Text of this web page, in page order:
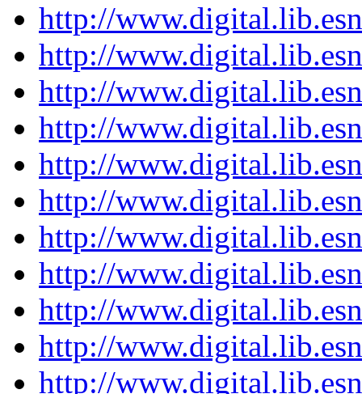
http://
http://
http://
http://
http://
http://
http://
http://
http://
http://
http://